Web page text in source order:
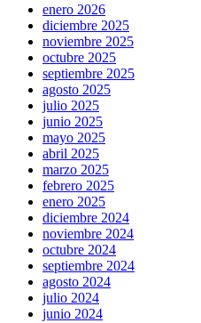
enero 2026
diciembre 2025
noviembre 2025
octubre 2025
septiembre 2025
agosto 2025
julio 2025
junio 2025
mayo 2025
abril 2025
marzo 2025
febrero 2025
enero 2025
diciembre 2024
noviembre 2024
octubre 2024
septiembre 2024
agosto 2024
julio 2024
junio 2024